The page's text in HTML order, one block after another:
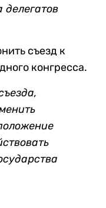
делегатов
съезд к
конгресса.